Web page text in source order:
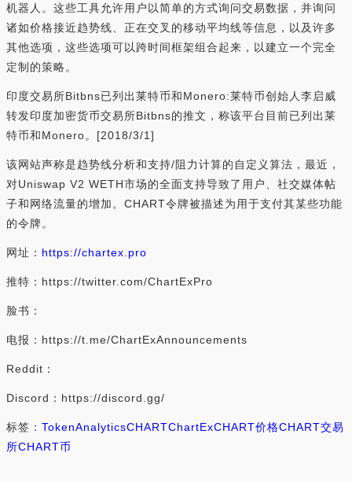
机器人。这些工具允许用户以简单的方式询问交易数据，并询问
诸如价格接近趋势线、正在交叉的移动平均线等信息，以及许多
其他选项，这些选项可以跨时间框架组合起来，以建立一个完全
定制的策略。
印度交易所Bitbns已列出莱特币和Monero:莱特币创始人李启威
转发印度加密货币交易所Bitbns的推文，称该平台目前已列出莱
特币和Monero。[2018/3/1]
该网站声称是趋势线分析和支持/阻力计算的自定义算法，最近，
对Uniswap V2 WETH市场的全面支持导致了用户、社交媒体帖
子和网络流量的增加。CHART令牌被描述为用于支付其某些功能
的令牌。
网址： https://chartex.pro
推特：https://twitter.com/ChartExPro
脸书：
电报：https://t.me/ChartExAnnouncements
Reddit：
Discord：https://discord.gg/
标签： TokenAnalyticsCHARTChartExCHART价格CHART交易
所CHART币